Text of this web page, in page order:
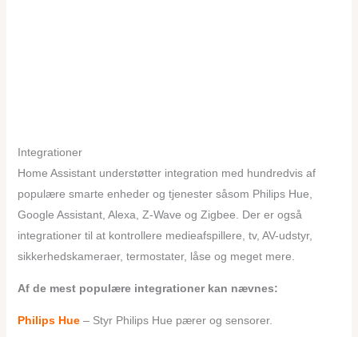
Integrationer
Home Assistant understøtter integration med hundredvis af
populære smarte enheder og tjenester såsom Philips Hue,
Google Assistant, Alexa, Z-Wave og Zigbee. Der er også
integrationer til at kontrollere medieafspillere, tv, AV-udstyr,
sikkerhedskameraer, termostater, låse og meget mere.
Af de mest populære integrationer kan nævnes:
Philips Hue– Styr Philips Hue pærer og sensorer.